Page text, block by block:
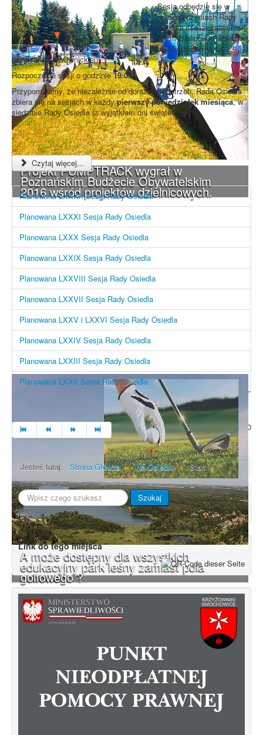
Projekt PUMPTRACK wygrał w
Poznańskim Budżecie Obywatelskim
2016 wśród projektów dzielnicowych.
A może dostępny dla wszystkich
edukacyjny park leśny zamiast pola
golfowego ?
Sesja odbędzie się w
pomieszczeniach Rady
Osiedla mieszczących się
w Filii Biblioteki Publicznej,
ul. Muszkowska 1a
(wejście od ul. Ownickiej).
Rozpoczęcie sesji o godzinie19:00.
Przypominamy, że niezależnie od doraźnych potrzeb, Rada Osiedla
zbiera się na sesjach w każdypierwszy poniedziałek miesiąca, w
siedzibie Rady Osiedla (z wyjątkiem dni świątecznych).
Czytaj więcej...
Planowana LXXXII Sesja Rady Osiedla
Planowana LXXXI Sesja Rady Osiedla
Planowana LXXX Sesja Rady Osiedla
Planowana LXXIX Sesja Rady Osiedla
Planowana LXXVIII Sesja Rady Osiedla
Planowana LXXVII Sesja Rady Osiedla
Planowana LXXV i LXXVI Sesja Rady Osiedla
Planowana LXXIV Sesja Rady Osiedla
Planowana LXXIII Sesja Rady Osiedla
Planowana LXXII Sesja Rady Osiedla
Strona 6 z 10
Jesteś tutaj: Strona Główna Na Osiedlu Start
Szukaj... Szukaj
Link do tego miejsca